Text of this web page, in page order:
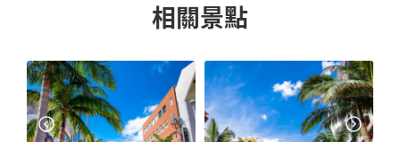
相關景點